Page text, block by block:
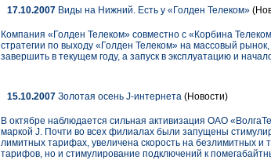
17.10.2007 Виды на Нижний. Есть у «Голден Телеком»
Компания «Голден Телеком» совместно с «Корбина
стратегии по выходу «Голден Телеком» на массовый
завершить в текущем году, а запуск в эксплуатацию и
15.10.2007 Золотая осень J-интернета (Новости)
В октябре наблюдается сильная активизация ОАО
маркой J. Почти во всех филиалах были запущены
лимитных тарифах, увеличена скорость на безлимитных
тарифов, но и стимулирование подключений к